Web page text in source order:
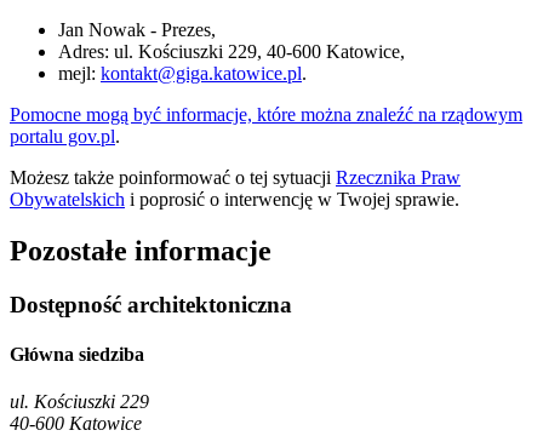
Jan Nowak - Prezes,
Adres: ul. Kościuszki 229, 40-600 Katowice,
mejl: kontakt@giga.katowice.pl.
Pomocne mogą być informacje, które można znaleźć na rządowym
portalu gov.pl.
Możesz także poinformować o tej sytuacji Rzecznika Praw
Obywatelskich i poprosić o interwencję w Twojej sprawie.
Pozostałe informacje
Dostępność architektoniczna
Główna siedziba
ul. Kościuszki 229
40-600 Katowice